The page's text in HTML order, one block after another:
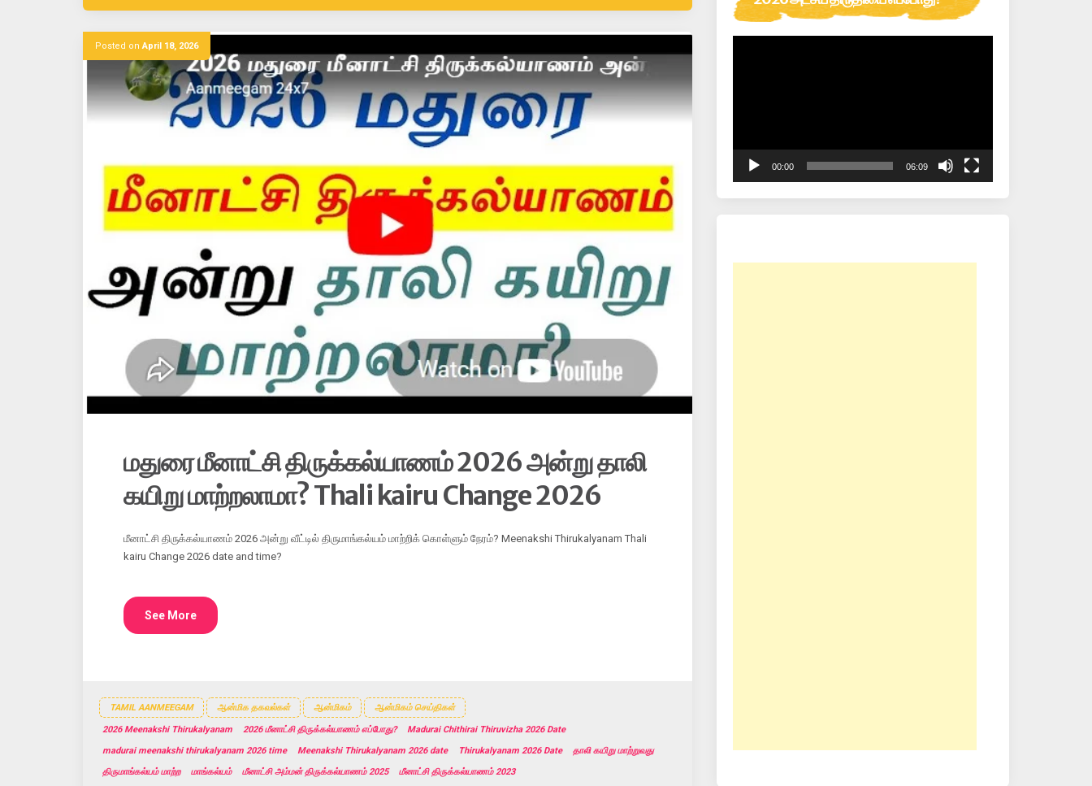
Posted onApril 18, 2026
மதுரை மீனாட்சி திருக்கல்யாணம் 2026 அன்று தாலி
கயிறு மாற்றலாமா? Thali kairu Change 2026
மீனாட்சி திருக்கல்யாணம் 2026 அன்று வீட்டில் திருமாங்கல்யம் மாற்றிக் கொள்ளும் நேரம்? Meenakshi Thirukalyanam Thali
kairu Change 2026 date and time?
See More
TAMIL AANMEEGAM ஆன்மிக தகவல்கள் ஆன்மிகம் ஆன்மிகம் செய்திகள்
2026 Meenakshi Thirukalyanam 2026 மீனாட்சி திருக்கல்யாணம் எப்போது?
Madurai Chithirai Thiruvizha 2026 Date
madurai meenakshi thirukalyanam 2026 time
Meenakshi Thirukalyanam 2026 date Thirukalyanam 2026 Date
தாலி கயிறு மாற்றுவது
திருமாங்கல்யம் மாற்ற
மாங்கல்யம் மீனாட்சி அம்மன் திருக்கல்யாணம் 2025 மீனாட்சி திருக்கல்யாணம் 2023
00:00 06:09